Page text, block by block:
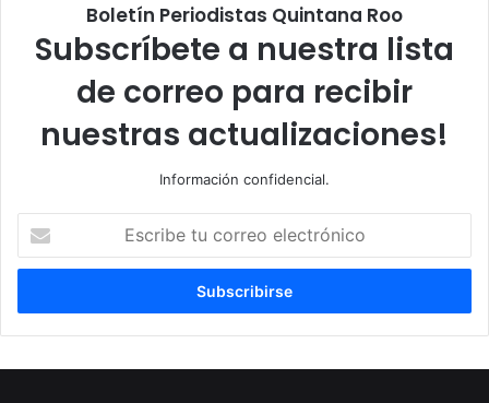
Boletín Periodistas Quintana Roo
Subscríbete a nuestra lista
de correo para recibir
nuestras actualizaciones!
Información confidencial.
correo